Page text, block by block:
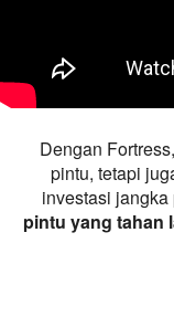
Dengan
pintu, tetapi
investasi
pintu yang tahan